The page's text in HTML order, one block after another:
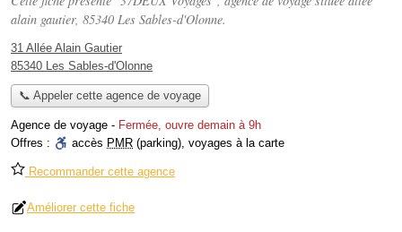
alain gautier, 85340 Les Sables-d'Olonne.
31 Allée Alain Gautier
85340 Les Sables-d'Olonne
📞 Appeler cette agence de voyage
Agence de voyage - Fermée, ouvre demain à 9h
Offres :
accès PMR (parking), voyages à la carte
Recommander cette agence
Améliorer cette fiche